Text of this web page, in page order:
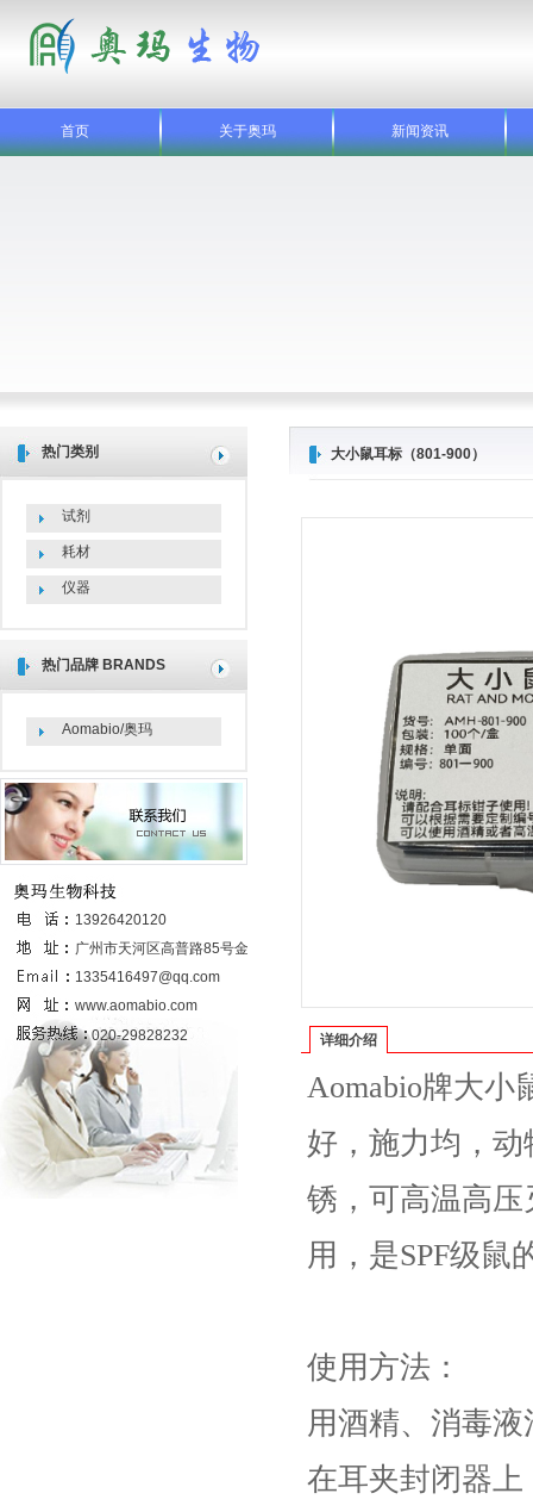
首页 关于奥玛 新闻资讯
大小鼠耳标（801-900）
详细介绍
Aomabio牌大小
好，施力均，
锈，可高温高
用，是SPF级鼠
使用方法：
用酒精、消毒
在耳夹封闭器
热门类别
试剂
耗材
仪器
热门品牌 BRANDS
Aomabio/奥玛
联系我们
13926420120
广州市天河区高普路85号金发科技园
6号楼437室
1335416497@qq.com
www.aomabio.com
020-29828232